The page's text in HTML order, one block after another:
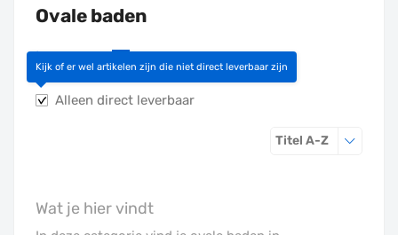
Ovale baden
Lees meer
Kijk of er wel artikelen zijn die niet direct leverbaar zijn
Alleen direct leverbaar
Titel A-ZSorteren op
Wat je hier vindt